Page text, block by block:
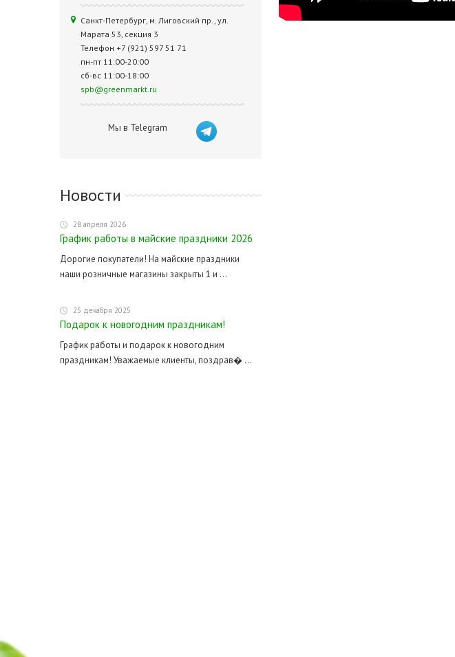
Санкт-Петербург, м. Лиговский пр., ул.
Марата 53, секция 3
Телефон +7 (921) 597 51 71
пн-пт 11:00-20:00
сб-вс 11:00-18:00
spb@greenmarkt.ru
Мы в Telegram
Новости
28 апреля 2026
График работы в майские праздники 2026
Дорогие покупатели! На майские праздники
наши розничные магазины закрыты 1 и ...
25 декабря 2025
Подарок к новогодним праздникам!
График работы и подарок к новогодним
праздникам! Уважаемые клиенты, поздрав� ...